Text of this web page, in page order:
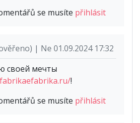
se musíte přihlásit
| Ne 01.09.2024 17:32
своей мечты
!
se musíte přihlásit